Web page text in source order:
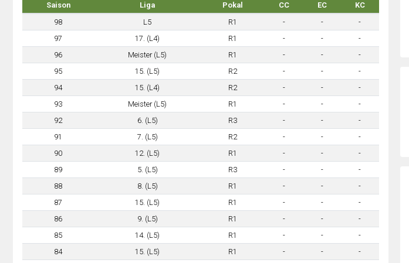
Saison Liga Pokal CC EC
KC
98
L5 R1 - -
-
97
17. (L4) R1 - -
-
96
Meister (L5) R1 - -
-
95
15. (L5) R2 - -
-
94
15. (L4) R2 - -
-
93
Meister (L5) R1 - -
-
92
6. (L5) R3 - -
-
91
7. (L5) R2 - -
-
90
12. (L5) R1 - -
-
89
5. (L5) R3 - -
-
88
8. (L5) R1 - -
-
87
15. (L5) R1 - -
-
86
9. (L5) R1 - -
-
85
14. (L5) R1 - -
-
84
15. (L5) R1 - -
-